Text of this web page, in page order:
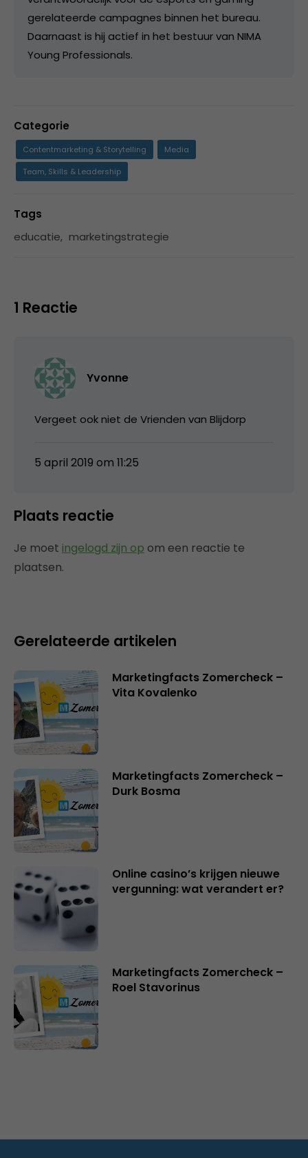
gerelateerde campagnes binnen het bureau.
Daarnaast is hij actief in het bestuur van NIMA
Young Professionals.
Categorie
Contentmarketing & Storytelling
Media
Team, Skills & Leadership
Tags
educatie, marketingstrategie
1 Reactie
Yvonne
Vergeet ook niet de Vrienden van Blijdorp
5 april 2019 om 11:25
Plaats reactie
Je moet ingelogd zijn op om een reactie te
plaatsen.
Gerelateerde artikelen
Marketingfacts Zomercheck –
Vita Kovalenko
Marketingfacts Zomercheck –
Durk Bosma
Online casino’s krijgen nieuwe
vergunning: wat verandert er?
Marketingfacts Zomercheck –
Roel Stavorinus